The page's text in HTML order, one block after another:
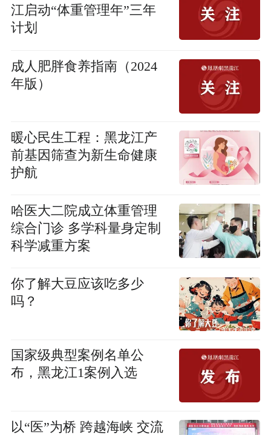
江启动“体重管理年”三年
计划
成人肥胖食养指南（2024
年版）
暖心民生工程：黑龙江产
前基因筛查为新生命健康
护航
哈医大二院成立体重管理
综合门诊 多学科量身定制
科学减重方案
你了解大豆应该吃多少
吗？
国家级典型案例名单公
布，黑龙江1案例入选
以“医”为桥 跨越海峡 交流